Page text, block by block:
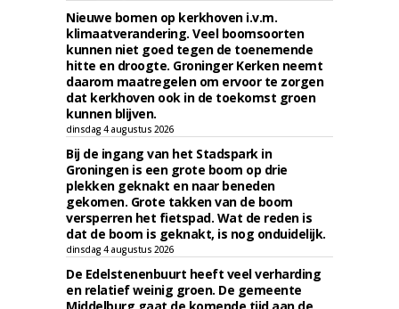
Nieuwe bomen op kerkhoven i.v.m.
klimaatverandering. Veel boomsoorten
kunnen niet goed tegen de toenemende
hitte en droogte. Groninger Kerken neemt
daarom maatregelen om ervoor te zorgen
dat kerkhoven ook in de toekomst groen
kunnen blijven.
dinsdag 4 augustus 2026
Bij de ingang van het Stadspark in
Groningen is een grote boom op drie
plekken geknakt en naar beneden
gekomen. Grote takken van de boom
versperren het fietspad. Wat de reden is
dat de boom is geknakt, is nog onduidelijk.
dinsdag 4 augustus 2026
De Edelstenenbuurt heeft veel verharding
en relatief weinig groen. De gemeente